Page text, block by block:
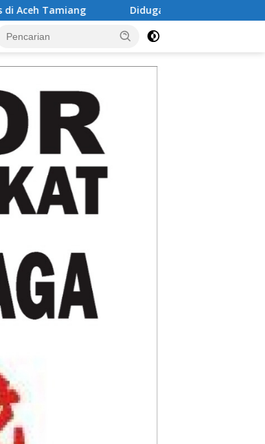
Diduga Edarkan Sabu, seorang laki-laki Ditangkap di